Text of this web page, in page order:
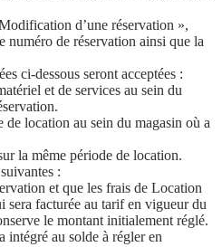
d’une réservation »,
numéro de réservation ainsi que la
ci-dessous seront acceptées :
et de services au sein du
location au sein du magasin où a
la même période de location.
:
et que les frais de Location
sera facturée au tarif en vigueur du
le montant initialement réglé.
intégré au solde à régler en